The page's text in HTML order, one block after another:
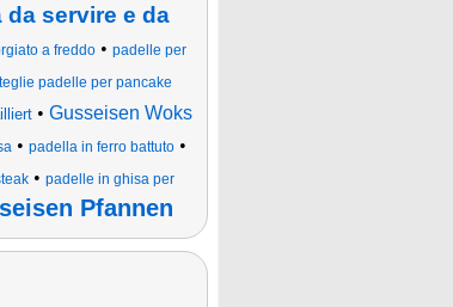
da servire e da
a freddo • padelle per
padelle per pancake
• Gusseisen Woks
• padella in ferro battuto•
• padelle in ghisa per
Pfannen